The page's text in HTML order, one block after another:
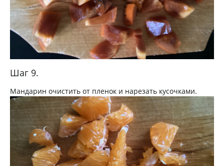
Шаг 9.
Мандарин очистить от пленок и нарезать кусочками.